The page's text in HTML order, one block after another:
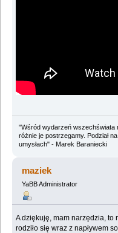
"Wśród wydarzeń wszechświata
różnie je postrzegamy. Podział
umysłach" - Marek Baraniecki
maziek
YaBB Administrator
A dziękuję, mam narzędzia, to
rodziło się wraz z napływem